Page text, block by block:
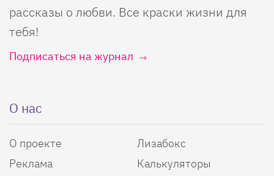
рассказы о любви. Все краски жизни для
тебя!
Подписаться на журнал
О нас
О проекте
Реклама
Лизабокс
Калькуляторы